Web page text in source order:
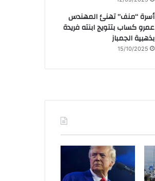
أسرة “منف” تهنئ المهندس
عمرو كساب بتتويج ابنته فريدة
بذهبية الجمباز
15/10/2025